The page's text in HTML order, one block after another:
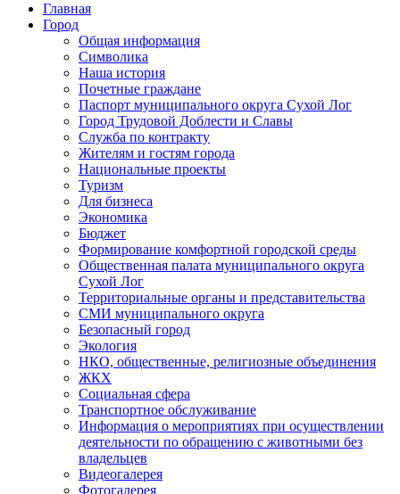
Главная
Город
Общая информация
Символика
Наша история
Почетные граждане
Паспорт муниципального округа Сухой Лог
Город Трудовой Доблести и Славы
Служба по контракту
Жителям и гостям города
Национальные проекты
Туризм
Для бизнеса
Экономика
Бюджет
Формирование комфортной городской среды
Общественная палата муниципального округа
Сухой Лог
Территориальные органы и представительства
СМИ муниципального округа
Безопасный город
Экология
НКО, общественные, религиозные объединения
ЖКХ
Социальная сфера
Транспортное обслуживание
Информация о мероприятиях при осуществлении
деятельности по обращению с животными без
владельцев
Видеогалерея
Фотогалерея